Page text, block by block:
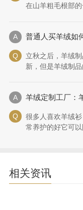
在山羊粗毛根部
普通人买羊绒如
立秋之后，羊绒
新，但是羊绒制
羊绒定制工厂：
很多人喜欢羊绒
常养护的好它可以
相关资讯